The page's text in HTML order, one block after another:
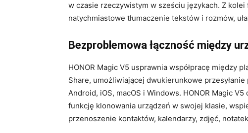
w czasie rzeczywistym w sześciu językach. Z
natychmiastowe tłumaczenie tekstów i rozmów,
Bezproblemowa łączność między
HONOR Magic V5 usprawnia współpracę między
Share, umożliwiającej dwukierunkowe
Android, iOS, macOS i Windows. HONOR Magic
funkcję klonowania urządzeń w swojej klasie,
przenoszenie kontaktów, kalendarzy, zdjęć,